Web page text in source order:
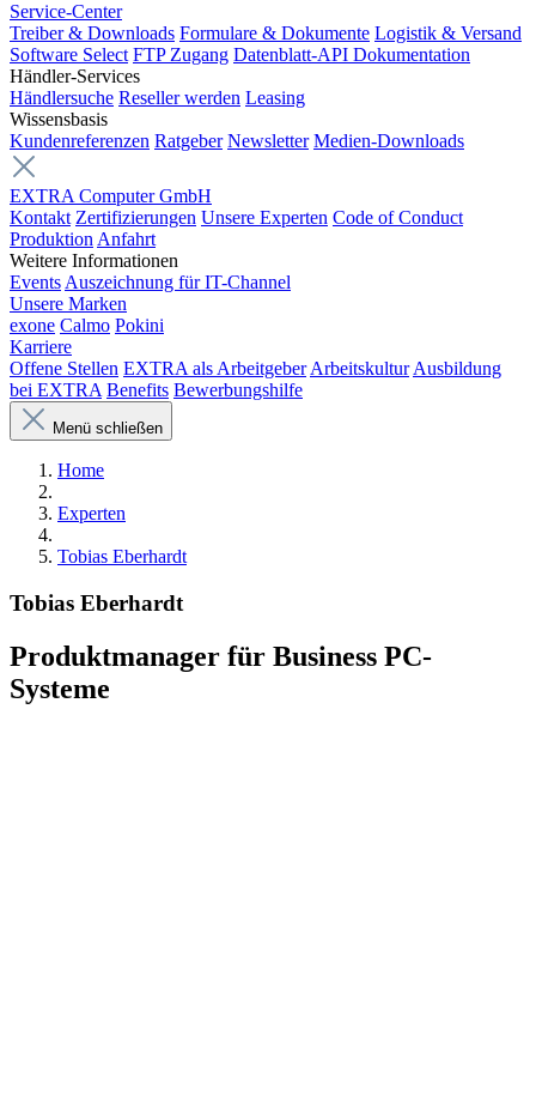
Service-Center
Treiber & Downloads Formulare & Dokumente Logistik & Versand
Software Select FTP Zugang Datenblatt-API Dokumentation
Händler-Services
Händlersuche Reseller werden Leasing
Wissensbasis
Kundenreferenzen Ratgeber Newsletter Medien-Downloads
EXTRA Computer GmbH
Kontakt Zertifizierungen Unsere Experten Code of Conduct
Produktion Anfahrt
Weitere Informationen
Events Auszeichnung für IT-Channel
Unsere Marken
exone Calmo Pokini
Karriere
Offene Stellen EXTRA als Arbeitgeber Arbeitskultur Ausbildung
bei EXTRA Benefits Bewerbungshilfe
Menü schließen
Home
Experten
Tobias Eberhardt
Tobias Eberhardt
Produktmanager für Business PC-
Systeme